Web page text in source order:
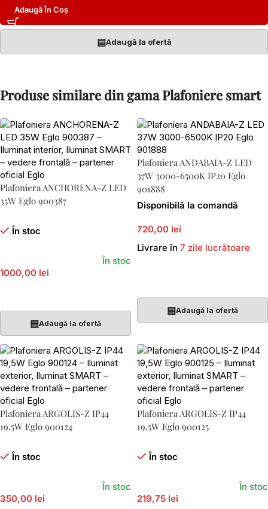
Adaugă În Coș
▤Adaugă la ofertă
Produse similare din gama Plafoniere smart
Plafoniera ANCHORENA-Z LED
35W Eglo 900387
În stoc
1000,00 lei
În stoc
▤Adaugă la ofertă
Plafoniera ANDABAIA-Z LED
37W 3000-6500K IP20 Eglo
901888
Disponibilă la comandă
720,00 lei
Livrare în 7 zile lucrătoare
▤Adaugă la ofertă
Plafoniera ARGOLIS-Z IP44
19,5W Eglo 900124
În stoc
350,00 lei
În stoc
Plafoniera ARGOLIS-Z IP44
19,5W Eglo 900125
În stoc
219,75 lei
În stoc